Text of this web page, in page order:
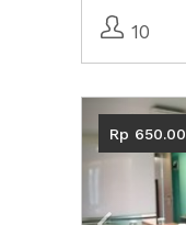
10
Rp